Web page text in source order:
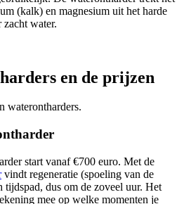
(kalk) en magnesium uit het harde
water.
en de prijzen
waterontharders.
start vanaf €700 euro. Met de
vindt regeneratie (spoeling van de
tijdspad, dus om de zoveel uur. Het
mee op welke momenten je